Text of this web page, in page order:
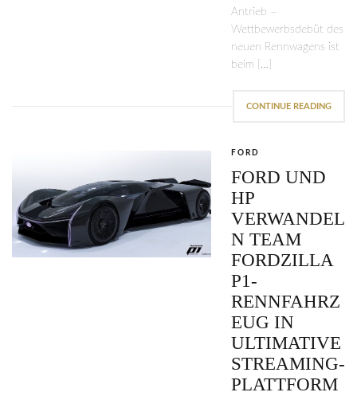
Antrieb –
Wettbewerbsdebüt des
neuen Rennwagens ist
beim […]
CONTINUE READING
FORD
FORD UND
HP
VERWANDEL
N TEAM
FORDZILLA
P1-
RENNFAHRZ
EUG IN
ULTIMATIVE
STREAMING-
PLATTFORM